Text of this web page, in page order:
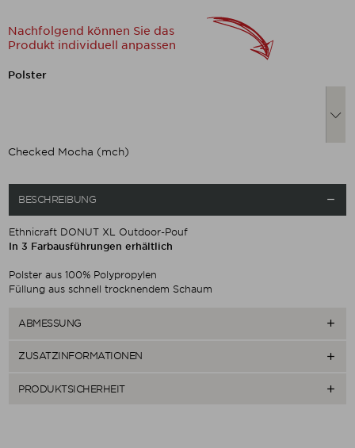
Nachfolgend können Sie das
Produkt individuell anpassen
Nachfolgend können Sie das
Polster
Checked Mocha (mch)
BESCHREIBUNG 
Ethnicraft DONUT XL Outdoor-Pouf
In 3 Farbausführungen erhältlich
Polster aus 100% Polypropylen
Füllung aus schnell trocknendem Schaum
ABMESSUNG 
ZUSATZINFORMATIONEN 
PRODUKTSICHERHEIT 